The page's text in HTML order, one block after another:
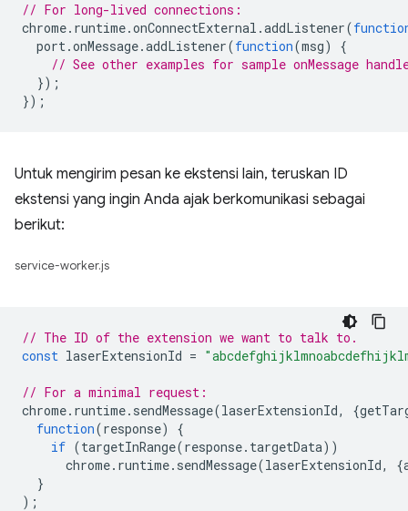
// For long-lived connections:
chrome. runtime.onConnectExternal .addListener(
port.onMessage.addListener(function(msg)
{
// See other examples for sample onMessage
});
});
Untuk mengirim pesan ke ekstensi lain, teruskan ID
ekstensi yang ingin Anda ajak berkomunikasi sebagai
berikut:
service-worker.js
// The ID of the extension we want to talk to.
const laserExtensionId =
// For a minimal request:
chrome. runtime. sendMessage(laserExtensionId, {
function(response)
{
if (targetInRange(response. targetData))
chrome. runtime. sendMessage(laserExtensionId, {
}
);